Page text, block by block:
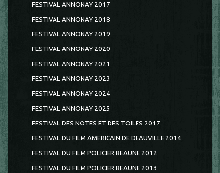
FESTIVAL ANNONAY 2017
FESTIVAL ANNONAY 2018
FESTIVAL ANNONAY 2019
FESTIVAL ANNONAY 2020
FESTIVAL ANNONAY 2021
FESTIVAL ANNONAY 2023
FESTIVAL ANNONAY 2024
FESTIVAL ANNONAY 2025
FESTIVAL DES NOTES ET DES TOILES 2017
FESTIVAL DU FILM AMERICAIN DE DEAUVILLE 2014
FESTIVAL DU FILM POLICIER BEAUNE 2012
FESTIVAL DU FILM POLICIER BEAUNE 2013